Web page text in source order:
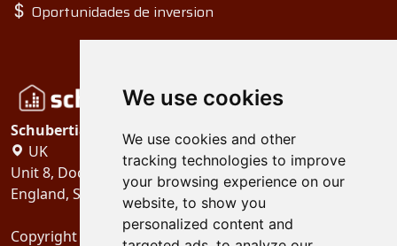
We use cookies
We use cookies and other
tracking technologies to improve
your browsing experience on our
website, to show you
personalized content and
Oportunidades de inversion
Schubertiades, Ltd.
UK
Unit 8, Dock Offices, Surrey Quays Road, London
England, SE16 2XU
Copyright 2024 Schubertiades, Ltd.